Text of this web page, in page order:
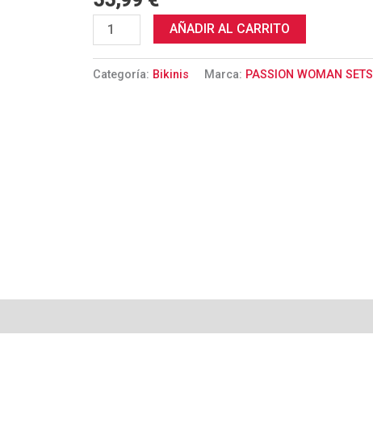
AÑADIR AL CARRITO
Categoría: Bikinis Marca: PASSION WOMAN SETS